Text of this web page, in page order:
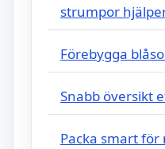
strumpor
Förebygga
Snabb översikt
Packa smart för